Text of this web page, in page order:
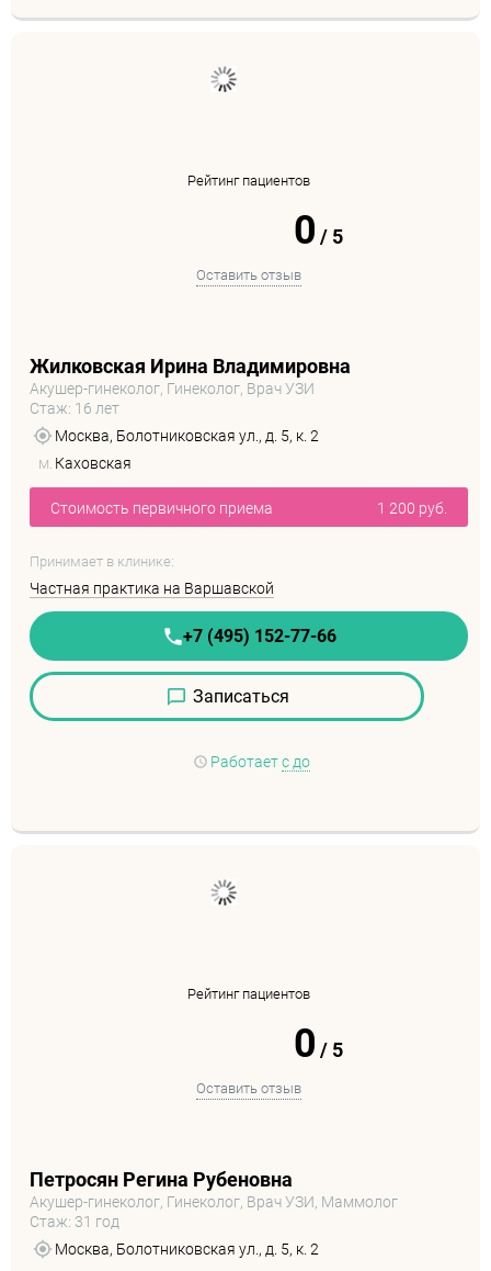
Рейтинг пациентов
0 /5
Оставить отзыв
Жилковская Ирина Владимировна
Акушер-гинеколог, Гинеколог, Врач УЗИ
Стаж: 16 лет
Москва, Болотниковская ул., д. 5, к. 2
м. Каховская
Стоимость первичного приема 1 200 руб.
Принимает в клинике:
Частная практика на Варшавской
+7 (495) 152-77-66
Записаться
Работает с до
Рейтинг пациентов
0 /5
Оставить отзыв
Петросян Регина Рубеновна
Акушер-гинеколог, Гинеколог, Врач УЗИ, Маммолог
Стаж: 31 год
Москва, Болотниковская ул., д. 5, к. 2